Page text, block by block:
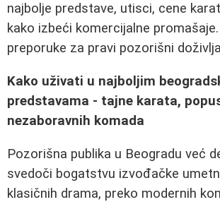
najbolje predstave, utisci, cene
kako izbeći komercijalne
preporuke za pravi pozorišni
Kako uživati u najboljim
predstavama - tajne karata,
nezaboravnih komada
Pozorišna publika u Beogradu već
svedoči bogatstvu izvođačke
klasičnih drama, preko modernih